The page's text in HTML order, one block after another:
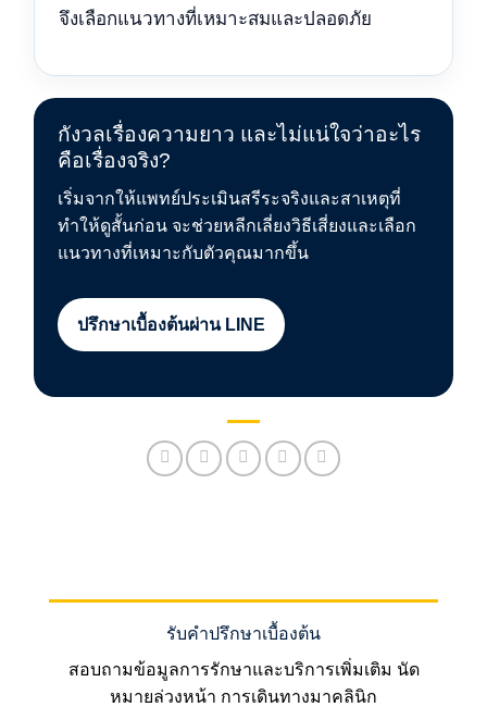
จึงเลือกแนวทางที่เหมาะสมและปลอดภัย
กังวลเรื่องความยาว และไม่แน่ใจว่าอะไร
คือเรื่องจริง?
เริ่มจากให้แพทย์ประเมินสรีระจริงและสาเหตุที่
ทำให้ดูสั้นก่อน จะช่วยหลีกเลี่ยงวิธีเสี่ยงและเลือก
แนวทางที่เหมาะกับตัวคุณมากขึ้น
ปรึกษาเบื้องต้นผ่าน LINE
รับคำปรึกษาเบื้องต้น
สอบถามข้อมูลการรักษาและบริการเพิ่มเติม นัด
หมายล่วงหน้า การเดินทางมาคลินิก